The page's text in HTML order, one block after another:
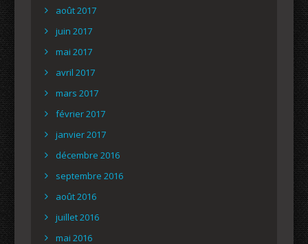
août 2017
juin 2017
mai 2017
avril 2017
mars 2017
février 2017
janvier 2017
décembre 2016
septembre 2016
août 2016
juillet 2016
mai 2016